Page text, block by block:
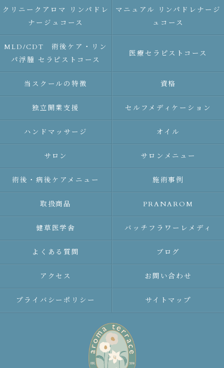
クリニークアロマ リンパドレ
ナージュコース
マニュアル リンパドレナージ
ュコース
MLD/CDT 術後ケア・リン
パ浮腫 セラピストコース
医療セラピストコース
当スクールの特徴 資格
独立開業支援 セルフメディケーション
ハンドマッサージ オイル
サロン サロンメニュー
術後・病後ケアメニュー 施術事例
取扱商品 PRANAROM
健草医学舎 バッチフラワーレメディ
よくある質問 ブログ
アクセス お問い合わせ
プライバシーポリシー サイトマップ